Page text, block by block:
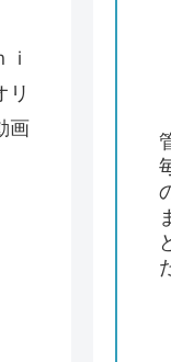
リ
画